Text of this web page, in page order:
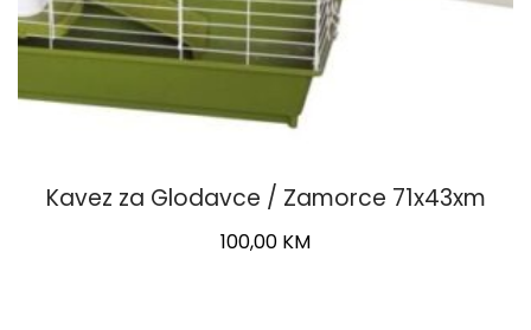
Kavez za Glodavce / Zamorce 71x43xm
100,00 KM